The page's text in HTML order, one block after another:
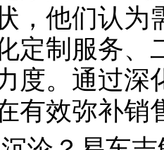
，他们认为
定制服务、
度。通过深
有效弥补销